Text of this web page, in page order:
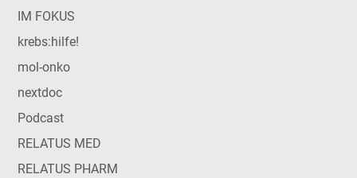
IM FOKUS
krebs:hilfe!
mol-onko
nextdoc
Podcast
RELATUS MED
RELATUS PHARM